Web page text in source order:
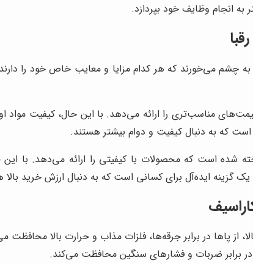
به انجام وظایف خود بپردازد.
به چشم می‌خورند که هر کدام مزایا و معایب خاص خود را
مناسب‌تری را ارائه می‌دهد. با این حال، کیفیت مواد
که به دنبال کیفیت و دوام بیشتر هستند.
شده است که محصولات با کیفیتی را ارائه می‌دهد. با این
گزینه ایده‌آل برای کسانی است که به دنبال ارزش خرید
از پاها در برابر جرقه‌ها، فلزات مذاب و حرارت بالا محافظت
در برابر ضربات و فشارهای سنگین محافظت می‌کند.